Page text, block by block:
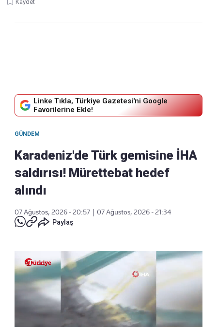
Kaydet
Linke Tıkla, Türkiye Gazetesi'ni Google
Favorilerine Ekle!
GÜNDEM
Karadeniz'de Türk gemisine İHA
saldırısı! Mürettebat hedef
alındı
07 Ağustos, 2026 - 20:57
07 Ağustos, 2026 - 21:34
Paylaş